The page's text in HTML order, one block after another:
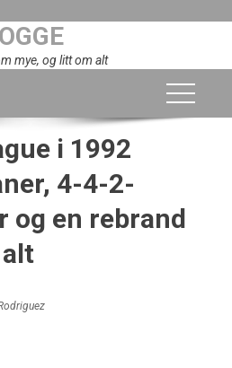
OGGE
mye, og litt om alt
i 1992
4-4-2-
og en rebrand